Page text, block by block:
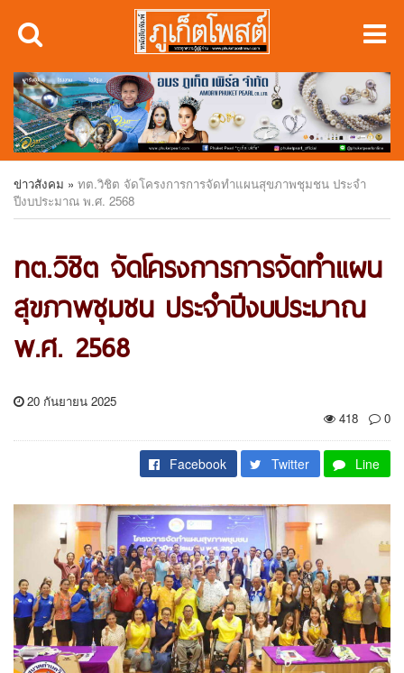
ข่าวสังคม » ทต.วิชิต จัดโครงการการจัดทำแผนสุขภาพชุมชน ประจำ
ปีงบประมาณ พ.ศ. 2568
ทต.วิชิต จัดโครงการการจัดทำแผน
สุขภาพชุมชน ประจำปีงบประมาณ
พ.ศ. 2568
20 กันยายน 2025
418
0
Facebook Twitter Line